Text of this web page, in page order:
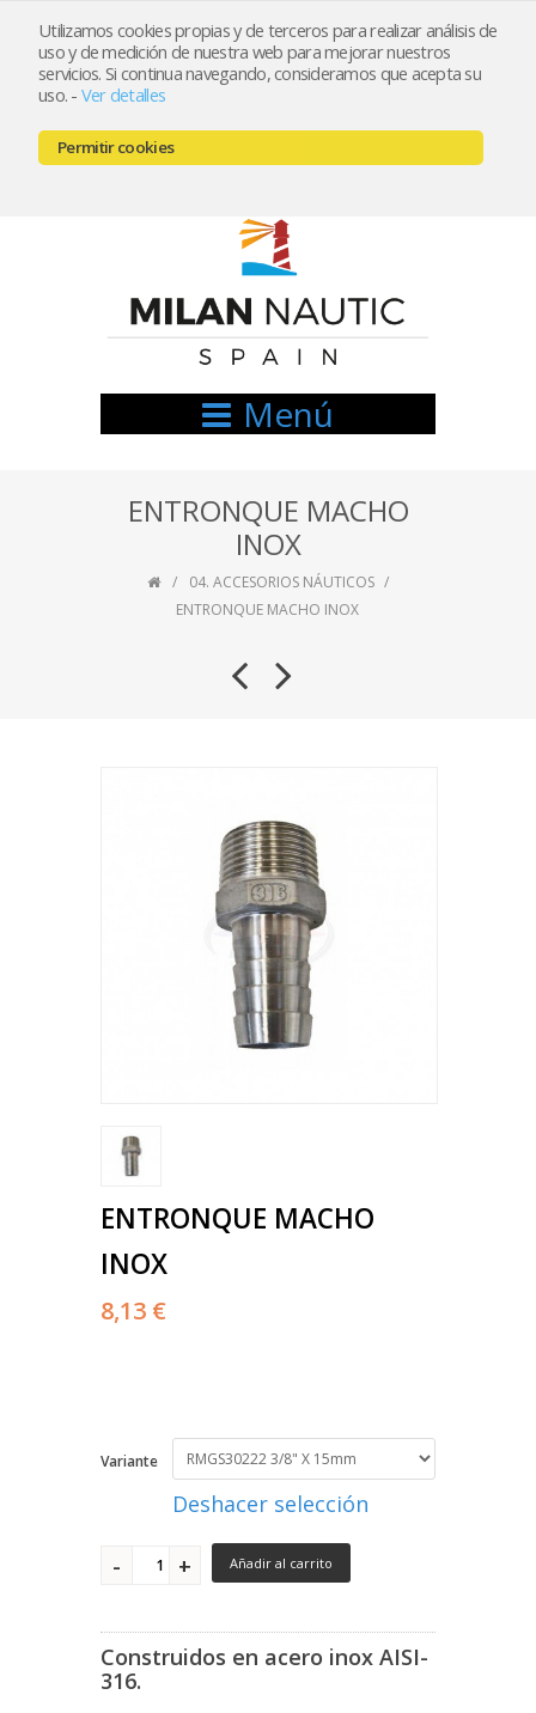
Utilizamos cookies propias y de terceros para realizar análisis de
uso y de medición de nuestra web para mejorar nuestros
servicios. Si continua navegando, consideramos que acepta su
uso. - Ver detalles
Permitir cookies
Registrarse Mi cuenta
666521122 // 654999333
Menú
ENTRONQUE MACHO
INOX
04. ACCESORIOS NÁUTICOS
ENTRONQUE MACHO INOX
ENTRONQUE MACHO
INOX
8,13 €
Variante
Deshacer selección
Añadir al carrito
Construidos en acero inox AISI-
316.